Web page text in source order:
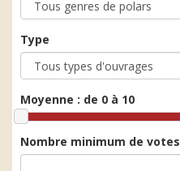
Type
Moyenne : de 0 à 10
Nombre minimum de votes